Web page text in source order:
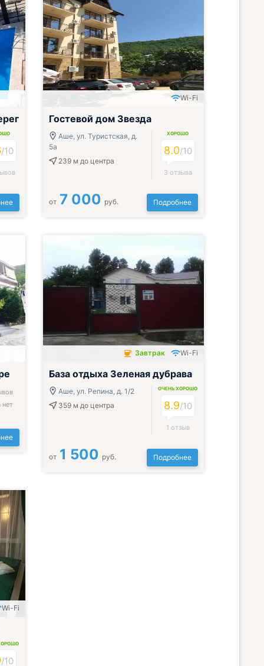
/10
Wi-Fi
Гостевой дом Звезда
Аше, ул. Туристская, д.
5а
239 м до центра
ХОРОШО
8.0/10
3 отзыва
от 7 000 руб. Подробнее
нет
Завтрак Wi-Fi
База отдыха Зеленая дубрава
Аше, ул. Репина, д. 1/2
359 м до центра
ОЧЕНЬ ХОРОШО
8.9/10
1 отзыв
от 1 500 руб. Подробнее
Wi-Fi
/10